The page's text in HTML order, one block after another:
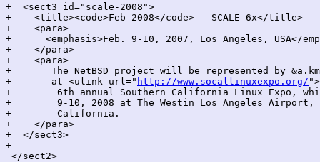
+  <sect3 id="scale-2008">
+    <title><code>Feb 2008</code> - SCALE 6x</title>
+    <para>
+      <emphasis>Feb. 9-10, 2007, Los Angeles, USA</
+    </para>
+    <para>
+	The NetBSD project will be represented by &a.kml; and &a.david;
+	at <ulink url=" http://www.socallinuxexpo.org/
+        6th annual Southern California Linux Expo,
+        9-10, 2008 at The Westin Los Angeles Airport,
+        California.
+    </para>
+  </sect3>
+
</sect2>